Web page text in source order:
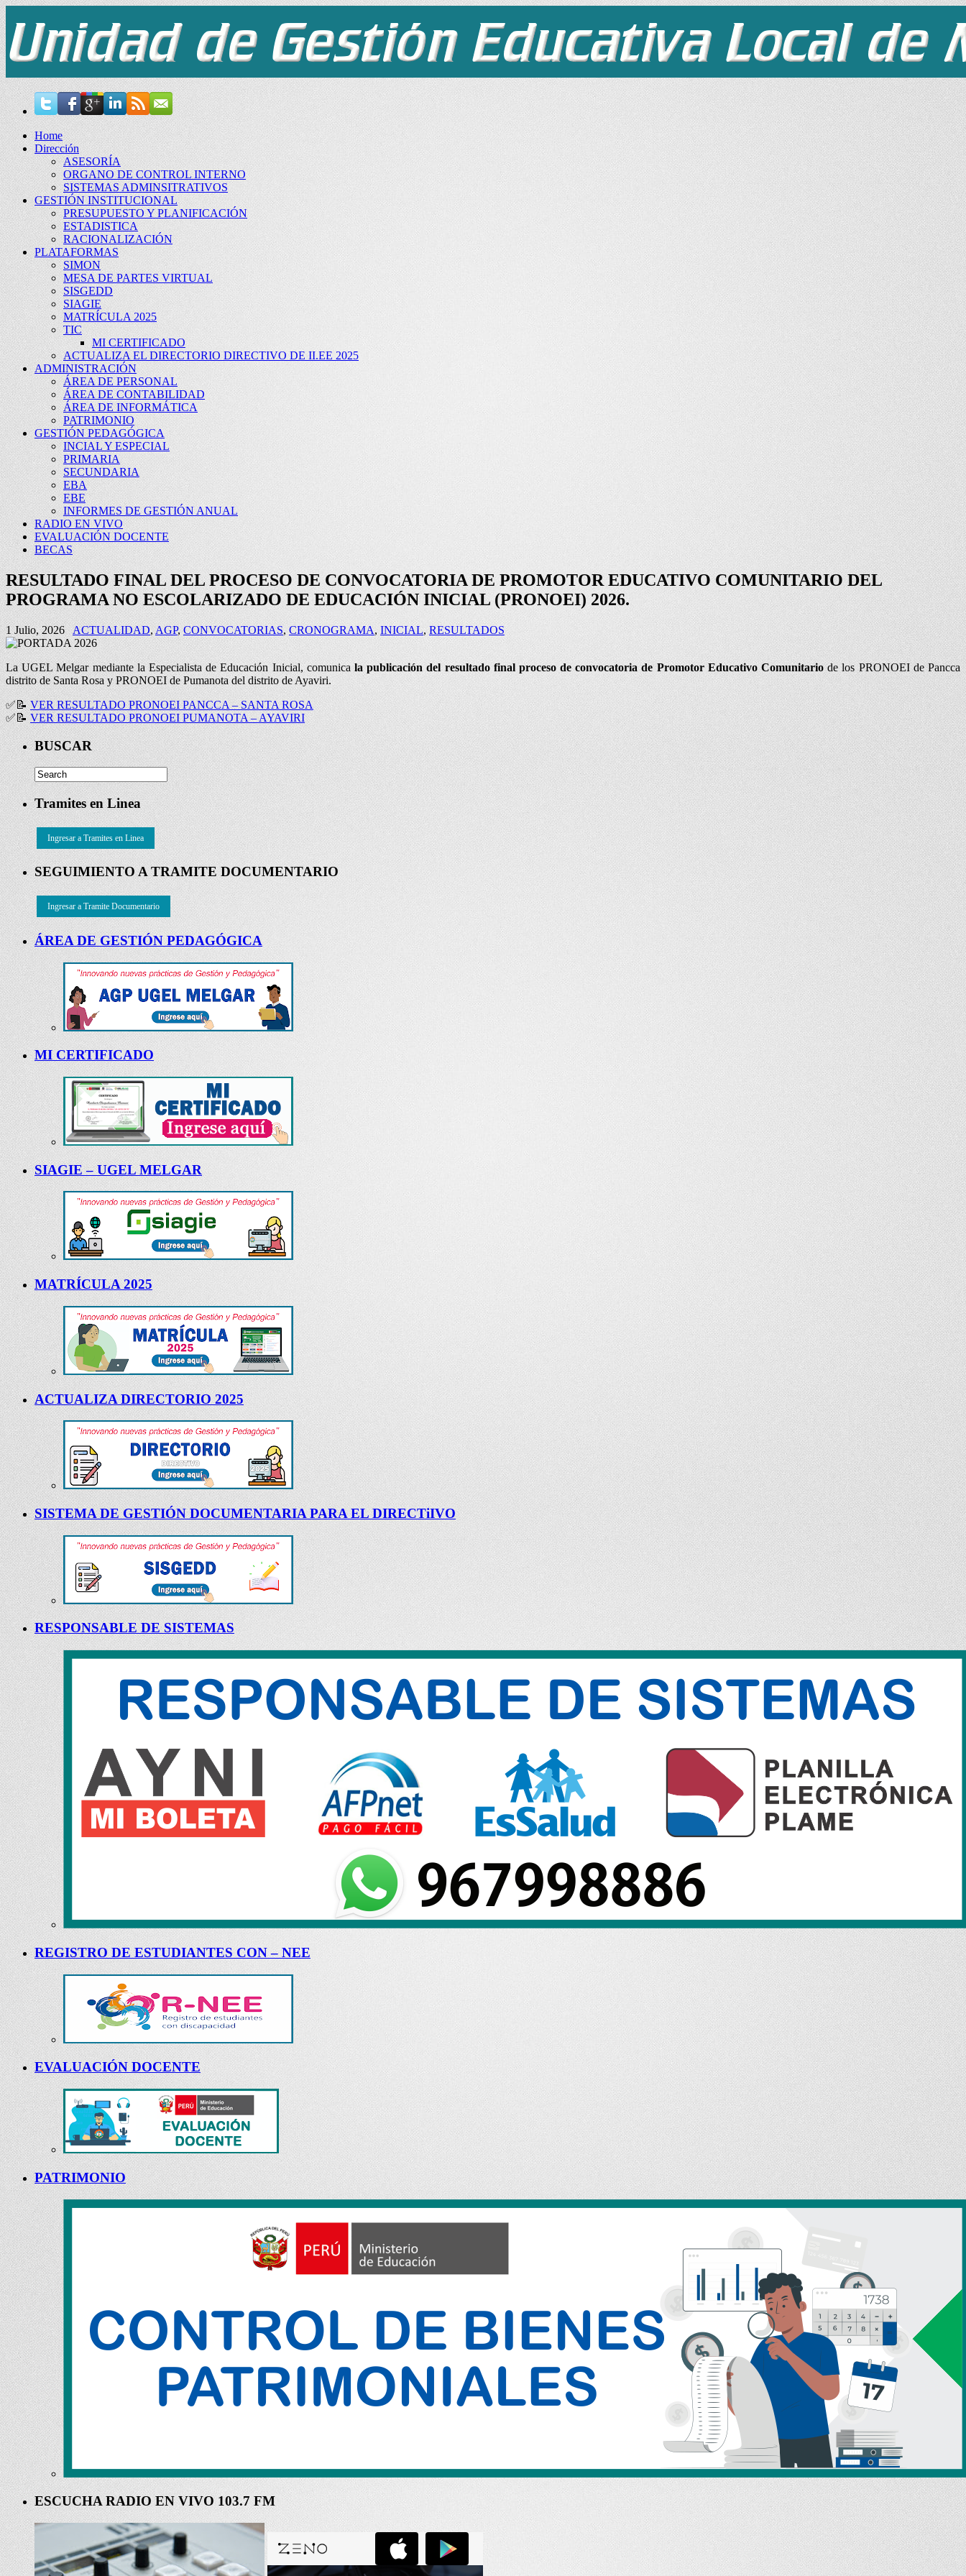
Home
Dirección
ASESORÍA
ORGANO DE CONTROL INTERNO
SISTEMAS ADMINSITRATIVOS
GESTIÓN INSTITUCIONAL
PRESUPUESTO Y PLANIFICACIÓN
ESTADISTICA
RACIONALIZACIÓN
PLATAFORMAS
SIMON
MESA DE PARTES VIRTUAL
SISGEDD
SIAGIE
MATRÍCULA 2025
TIC
MI CERTIFICADO
ACTUALIZA EL DIRECTORIO DIRECTIVO DE II.EE 2025
ADMINISTRACIÓN
ÁREA DE PERSONAL
ÁREA DE CONTABILIDAD
ÁREA DE INFORMÁTICA
PATRIMONIO
GESTIÓN PEDAGÓGICA
INCIAL Y ESPECIAL
PRIMARIA
SECUNDARIA
EBA
EBE
INFORMES DE GESTIÓN ANUAL
RADIO EN VIVO
EVALUACIÓN DOCENTE
BECAS
RESULTADO FINAL DEL PROCESO DE CONVOCATORIA DE PROMOTOR EDUCATIVO COMUNITARIO DEL
PROGRAMA NO ESCOLARIZADO DE EDUCACIÓN INICIAL (PRONOEI) 2026.
1 Julio, 2026 ACTUALIDAD,AGP, CONVOCATORIAS, CRONOGRAMA, INICIAL, RESULTADOS
La UGEL Melgar mediante la Especialista de Educación Inicial, comunicala publicación del resultado final proceso de convocatoria de Promotor Educativo Comunitariode los PRONOEI de Pancca
distrito de Santa Rosa y PRONOEI de Pumanota del distrito de Ayaviri.
✅📝VER RESULTADO PRONOEI PANCCA – SANTA ROSA
✅📝 VER RESULTADO PRONOEI PUMANOTA – AYAVIRI
BUSCAR
Tramites en Linea
Ingresar a Tramites en Linea
SEGUIMIENTO A TRAMITE DOCUMENTARIO
Ingresar a Tramite Documentario
ÁREA DE GESTIÓN PEDAGÓGICA
MI CERTIFICADO
SIAGIE – UGEL MELGAR
MATRÍCULA 2025
ACTUALIZA DIRECTORIO 2025
SISTEMA DE GESTIÓN DOCUMENTARIA PARA EL DIRECTiIVO
RESPONSABLE DE SISTEMAS
REGISTRO DE ESTUDIANTES CON – NEE
EVALUACIÓN DOCENTE
PATRIMONIO
ESCUCHA RADIO EN VIVO 103.7 FM